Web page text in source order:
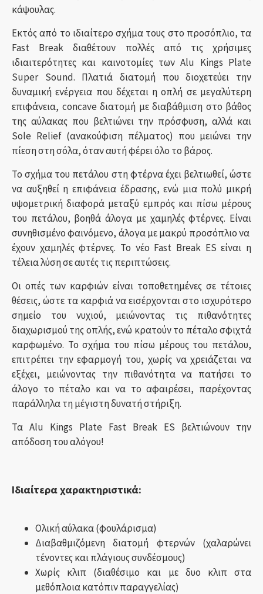
κάψουλας.
Εκτός από το ιδιαίτερο σχήμα τους στο προσόπλιο, τα
Fast Break διαθέτουν πολλές από τις χρήσιμες
ιδιαιτερότητες και καινοτομίες των Alu Kings Plate
Super Sound. Πλατιά διατομή που διοχετεύει την
δυναμική ενέργεια που δέχεται η οπλή σε μεγαλύτερη
επιφάνεια, concave διατομή με διαβάθμιση στο βάθος
της αύλακας που βελτιώνει την πρόσφυση, αλλά και
Sole Relief (ανακούφιση πέλματος) που μειώνει την
πίεση στη σόλα, όταν αυτή φέρει όλο το βάρος.
Το σχήμα του πετάλου στη φτέρνα έχει βελτιωθεί, ώστε
να αυξηθεί η επιφάνεια έδρασης, ενώ μια πολύ μικρή
υψομετρική διαφορά μεταξύ εμπρός και πίσω μέρους
του πετάλου, βοηθά άλογα με χαμηλές φτέρνες. Είναι
συνηθισμένο φαινόμενο, άλογα με μακρύ προσόπλιο να
έχουν χαμηλές φτέρνες. Το νέο Fast Break ES είναι η
τέλεια λύση σε αυτές τις περιπτώσεις.
Οι οπές των καρφιών είναι τοποθετημένες σε τέτοιες
θέσεις, ώστε τα καρφιά να εισέρχονται στο ισχυρότερο
σημείο του νυχιού, μειώνοντας τις πιθανότητες
διαχωρισμού της οπλής, ενώ κρατούν το πέταλο σφιχτά
καρφωμένο. Το σχήμα του πίσω μέρους του πετάλου,
επιτρέπει την εφαρμογή του, χωρίς να χρειάζεται να
εξέχει, μειώνοντας την πιθανότητα να πατήσει το
άλογο το πέταλο και να το αφαιρέσει, παρέχοντας
παράλληλα τη μέγιστη δυνατή στήριξη.
Τα Alu Kings Plate Fast Break ES βελτιώνουν την
απόδοση του αλόγου!
Ιδιαίτερα χαρακτηριστικά:
Ολική αύλακα (φουλάρισμα)
Διαβαθμιζόμενη διατομή φτερνών (χαλαρώνει
τένοντες και πλάγιους συνδέσμους)
Χωρίς κλιπ (διαθέσιμο και με δυο κλιπ στα
μεθόπλοια κατόπιν παραγγελίας)